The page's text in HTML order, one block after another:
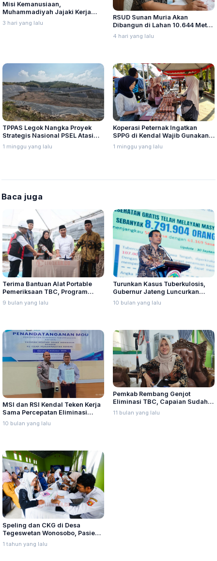
Misi Kemanusiaan,
Muhammadiyah Jajaki Kerja
Sama Pelayanan Kanker Bagi
Warga Palestina di Yordania
3 hari yang lalu
RSUD Sunan Muria Akan
Dibangun di Lahan 10.644 Meter
Persegi, Perizinan Mulai Diurus
4 hari yang lalu
TPPAS Legok Nangka Proyek
Strategis Nasional PSEL Atasi
Sampah di Bandung Raya
1 minggu yang lalu
Koperasi Peternak Ingatkan
SPPG di Kendal Wajib Gunakan
Telur Lokal, Sesuai Kesepakatan
Jawa Tengah
1 minggu yang lalu
Baca juga
Terima Bantuan Alat Portable
Pemeriksaan TBC, Program
Speling Dapat Perhatian
Pemerintah Pusat
9 bulan yang lalu
Turunkan Kasus Tuberkulosis,
Gubernur Jateng Luncurkan
Program Speling Melesat dan
TB Express
10 bulan yang lalu
MSI dan RSI Kendal Teken Kerja
Sama Percepatan Eliminasi
Tuberkulosis
10 bulan yang lalu
Pemkab Rembang Genjot
Eliminasi TBC, Capaian Sudah
56 Persen
11 bulan yang lalu
Speling dan CKG di Desa
Tegeswetan Wonosobo, Pasien
Stunting dan TBC Cukup Tinggi
1 tahun yang lalu